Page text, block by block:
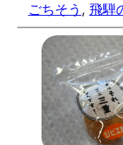
ごちそう , 飛騨